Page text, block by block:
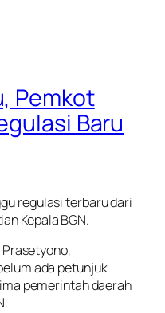
Pemkot
Baru
regulasi terbaru dari
Kepala BGN.
Prasetyono,
ada petunjuk
pemerintah daerah